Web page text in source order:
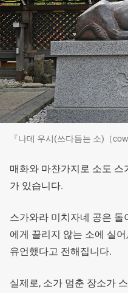
『나데 우시(쓰다듬는 소)（
매화와 마찬가지로 소도
가 있습니다.
스가와라 미치자네 공은
에게 끌리지 않는 소에 실
유언했다고 전해집니다.
실제로, 소가 멈춘 장소가